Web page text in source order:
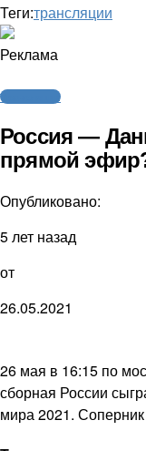
Теги:трансляции
Реклама
Трансляции
Россия —
прямой
Опубликовано:
5 лет назад
от
26.05.2021
26 мая в 16:15 по
сборная России
мира 2021.